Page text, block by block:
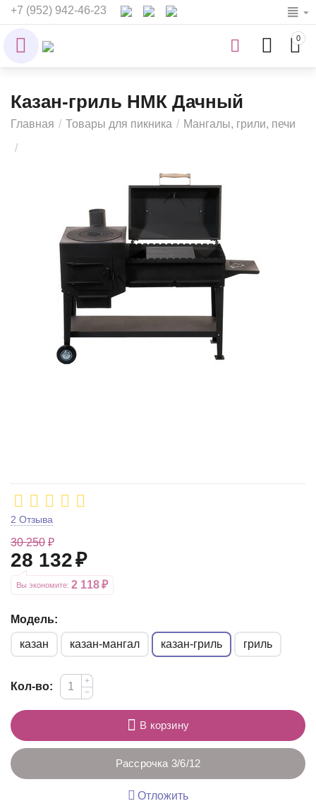
+7 (952) 942-46-23
0
Казан-гриль НМК Дачный
Главная / Товары для пикника / Мангалы, грили, печи
/
2 Отзыва
30 250 ₽
28 132₽
Вы экономите: 2 118₽
Модель:
казан казан-мангал казан-гриль гриль
Кол-во:
+
−
В корзину
Рассрочка 3/6/12
Отложить